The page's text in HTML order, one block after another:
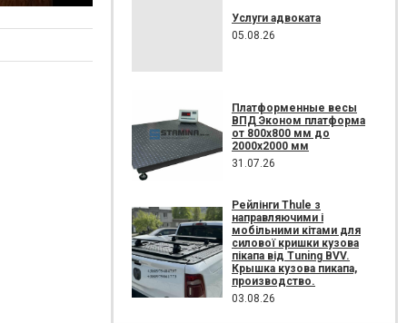
Услуги адвоката
05.08.26
Платформенные весы
ВПД Эконом платформа
от 800х800 мм до
2000х2000 мм
31.07.26
Рейлінги Thule з
направляючими і
мобільними кітами для
силової кришки кузова
пікапа від Tuning BVV.
Крышка кузова пикапа,
производство.
03.08.26